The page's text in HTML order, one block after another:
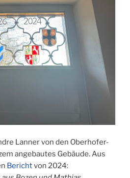
Lanner von den Oberhofer-
angebautes Gebäude. Aus
Berichtvon 2024: